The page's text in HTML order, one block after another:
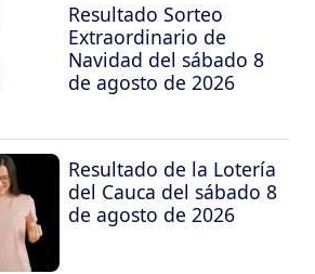
Resultado Sorteo
Extraordinario de
Navidad del sábado 8
de agosto de 2026
Resultado de la Lotería
del Cauca del sábado 8
de agosto de 2026